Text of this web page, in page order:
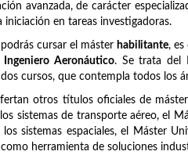
avanzada, de carácter
iniciación en tareas investigadoras.
podrás cursar el máster habilitante, es
Ingeniero Aeronáutico. Se trata del
cursos, que contempla todos los
otros títulos oficiales de
sistemas de transporte aéreo, el
sistemas espaciales, el Máster
herramienta de soluciones